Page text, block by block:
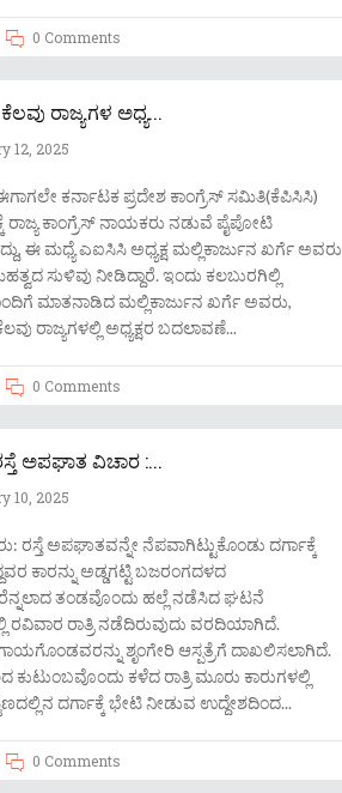
0 Comments
ಕೆಲವು ರಾಜ್ಯಗಳ ಅಧ್ಯ...
12, 2025
ಕರ್ನಾಟಕ ಪ್ರದೇಶ ಕಾಂಗ್ರೆಸ್ ಸಮಿತಿ(ಕೆಪಿಸಿಸಿ)
ರಾಜ್ಯ ಕಾಂಗ್ರೆಸ್‌ ನಾಯಕರು ನಡುವೆ ಪೈಪೋಟಿ
ಈ ಮಧ್ಯೆ ಎಐಸಿಸಿ ಅಧ್ಯಕ್ಷ ಮಲ್ಲಿಕಾರ್ಜುನ ಖರ್ಗೆ ಅವರು
ಸುಳಿವು ನೀಡಿದ್ದಾರೆ. ಇಂದು ಕಲಬುರಗಿಲ್ಲಿ
ಮಾತನಾಡಿದ ಮಲ್ಲಿಕಾರ್ಜುನ ಖರ್ಗೆ ಅವರು,
ರಾಜ್ಯಗಳಲ್ಲಿ ಅಧ್ಯಕ್ಷರ ಬದಲಾವಣೆ
0 Comments
ಅಪಘಾತ ವಿಚಾರ :...
10, 2025
ರಸ್ತೆ ಅಪಘಾತವನ್ನೇ ನೆಪವಾಗಿಟ್ಟುಕೊಂಡು ದರ್ಗಾಕ್ಕೆ
ಕಾರನ್ನು ಅಡ್ಡಗಟ್ಟಿ ಬಜರಂಗದಳದ
ತಂಡವೊಂದು ಹಲ್ಲೆ ನಡೆಸಿದ ಘಟನೆ
ರವಿವಾರ ರಾತ್ರಿ ನಡೆದಿರುವುದು ವರದಿಯಾಗಿದೆ.
ಶೃಂಗೇರಿ ಆಸ್ಪತ್ರೆಗೆ ದಾಖಲಿಸಲಾಗಿದೆ.
ಕುಟುಂಬವೊಂದು ಕಳೆದ ರಾತ್ರಿ ಮೂರು ಕಾರುಗಳಲ್ಲಿ
ದರ್ಗಾಕ್ಕೆ ಭೇಟಿ ನೀಡುವ ಉದ್ದೇಶದಿಂದ
0 Comments